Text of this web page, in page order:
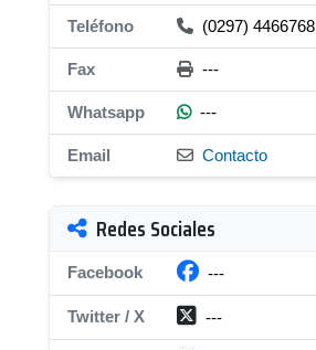
Teléfono (0297) 4466768
Fax ---
Whatsapp ---
Email Contacto
Redes Sociales
Facebook ---
Twitter / X ---